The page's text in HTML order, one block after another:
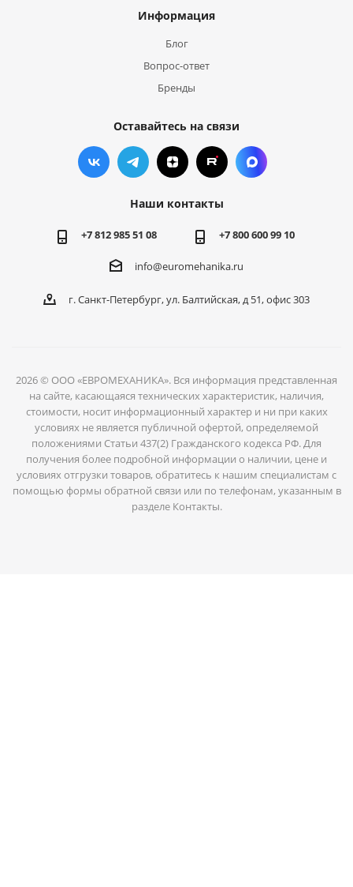
Информация
Блог
Вопрос-ответ
Бренды
Оставайтесь на связи
Наши контакты
+7 812 985 51 08 +7 800 600 99 10
info@euromehanika.ru
г. Санкт-Петербург, ул. Балтийская, д 51, офис 303
2026 © ООО «ЕВРОМЕХАНИКА». Вся информация представленная
на сайте, касающаяся технических характеристик, наличия,
стоимости, носит информационный характер и ни при каких
условиях не является публичной офертой, определяемой
положениями Статьи 437(2) Гражданского кодекса РФ. Для
получения более подробной информации о наличии, цене и
условиях отгрузки товаров, обратитесь к нашим специалистам с
помощью формы обратной связи или по телефонам, указанным в
разделе Контакты.